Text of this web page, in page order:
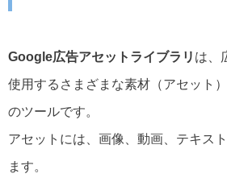
Google広告アセットライブラリ は、
使用するさまざまな素材（アセット
のツールです。
アセットには、画像、動画、テキス
ます。